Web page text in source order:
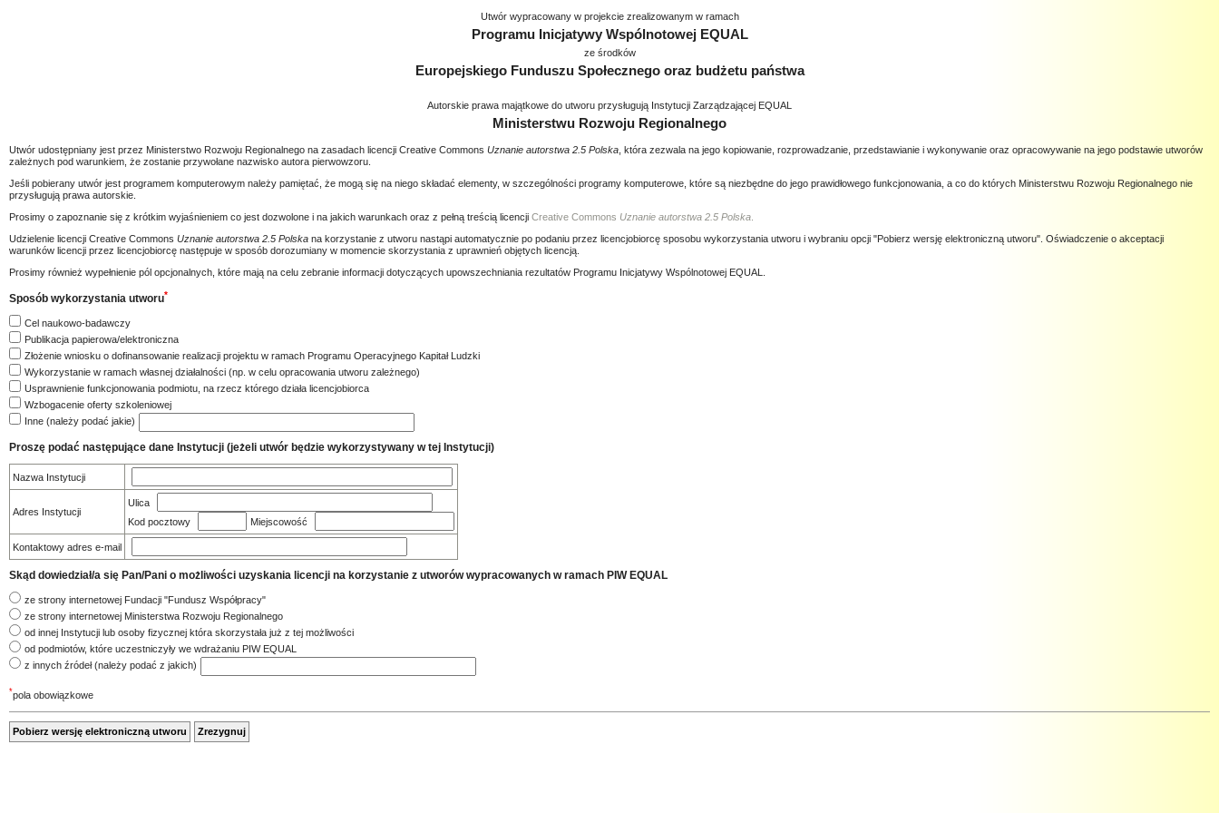
Utwór wypracowany w projekcie zrealizowanym w ramach
Programu Inicjatywy Wspólnotowej EQUAL
ze środków
Europejskiego Funduszu Społecznego oraz budżetu państwa
Autorskie prawa majątkowe do utworu przysługują Instytucji Zarządzającej EQUAL
Ministerstwu Rozwoju Regionalnego
Utwór udostępniany jest przez Ministerstwo Rozwoju Regionalnego na zasadach licencji Creative Commons Uznanie autorstwa 2.5 Polska , która zezwala na jego kopiowanie, rozprowadzanie, przedstawianie i wykonywanie oraz opracowywanie na jego podstawie utworów
zależnych pod warunkiem, że zostanie przywołane nazwisko autora pierwowzoru.
Jeśli pobierany utwór jest programem komputerowym należy pamiętać, że mogą się na niego składać elementy, w szczególności programy komputerowe, które są niezbędne do jego prawidłowego funkcjonowania, a co do których Ministerstwu Rozwoju Regionalnego nie
przysługują prawa autorskie.
Prosimy o zapoznanie się z krótkim wyjaśnieniem co jest dozwolone i na jakich warunkach oraz z pełną treścią licencji Creative Commons Uznanie autorstwa 2.5 Polska
Udzielenie licencji Creative Commons Uznanie autorstwa 2.5 Polska na korzystanie z utworu nastąpi automatycznie po podaniu przez licencjobiorcę sposobu wykorzystania utworu i wybraniu opcji "Pobierz wersję elektroniczną utworu". Oświadczenie o akceptacji
warunków licencji przez licencjobiorcę następuje w sposób dorozumiany w momencie skorzystania z uprawnień objętych licencją.
Prosimy również wypełnienie pól opcjonalnych, które mają na celu zebranie informacji dotyczących upowszechniania rezultatów Programu Inicjatywy Wspólnotowej EQUAL.
Sposób wykorzystania utworu*
Cel naukowo-badawczy
Publikacja papierowa/elektroniczna
Złożenie wniosku o dofinansowanie realizacji projektu w ramach Programu Operacyjnego Kapitał Ludzki
Wykorzystanie w ramach własnej działalności (np. w celu opracowania utworu zależnego)
Usprawnienie funkcjonowania podmiotu, na rzecz którego działa licencjobiorca
Wzbogacenie oferty szkoleniowej
Inne (należy podać jakie)
Proszę podać następujące dane Instytucji (jeżeli utwór będzie wykorzystywany w tej Instytucji)
Nazwa Instytucji
Adres Instytucji
Ulica
Kod pocztowy
Miejscowość
Kontaktowy adres e-mail
Skąd dowiedział/a się Pan/Pani o możliwości uzyskania licencji na korzystanie z utworów wypracowanych w ramach PIW EQUAL
ze strony internetowej Fundacji "Fundusz Współpracy"
ze strony internetowej Ministerstwa Rozwoju Regionalnego
od innej Instytucji lub osoby fizycznej która skorzystała już z tej możliwości
od podmiotów, które uczestniczyły we wdrażaniu PIW EQUAL
z innych źródeł (należy podać z jakich)
*pola obowiązkowe